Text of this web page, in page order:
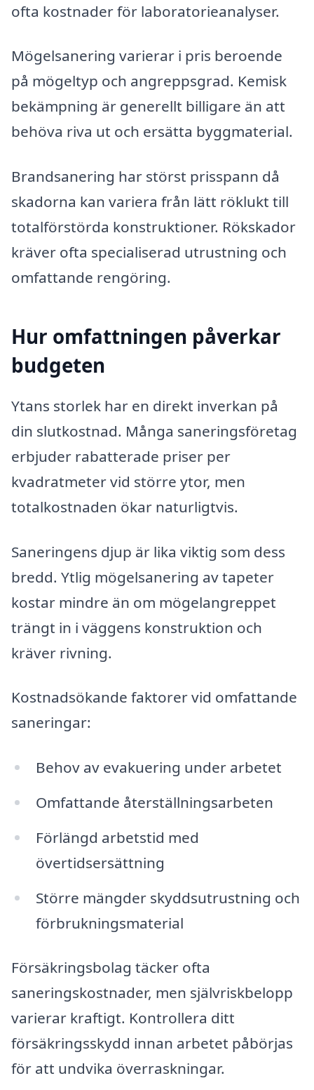
ofta kostnader för laboratorieanalyser.
Mögelsanering varierar i pris beroende
på mögeltyp och angreppsgrad. Kemisk
bekämpning är generellt billigare än att
behöva riva ut och ersätta byggmaterial.
Brandsanering har störst prisspann då
skadorna kan variera från lätt röklukt till
totalförstörda konstruktioner. Rökskador
kräver ofta specialiserad utrustning och
omfattande rengöring.
Hur omfattningen påverkar
budgeten
Ytans storlek har en direkt inverkan på
din slutkostnad. Många saneringsföretag
erbjuder rabatterade priser per
kvadratmeter vid större ytor, men
totalkostnaden ökar naturligtvis.
Saneringens djup är lika viktig som dess
bredd. Ytlig mögelsanering av tapeter
kostar mindre än om mögelangreppet
trängt in i väggens konstruktion och
kräver rivning.
Kostnadsökande faktorer vid omfattande
saneringar:
Behov av evakuering under arbetet
Omfattande återställningsarbeten
Förlängd arbetstid med
övertidsersättning
Större mängder skyddsutrustning och
förbrukningsmaterial
Försäkringsbolag täcker ofta
saneringskostnader, men självriskbelopp
varierar kraftigt. Kontrollera ditt
försäkringsskydd innan arbetet påbörjas
för att undvika överraskningar.